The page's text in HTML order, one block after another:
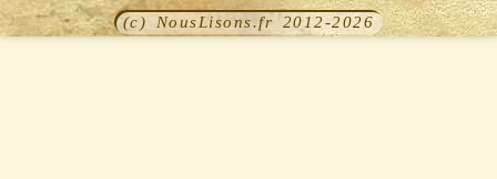
(c) NousLisons.fr 2012-2026